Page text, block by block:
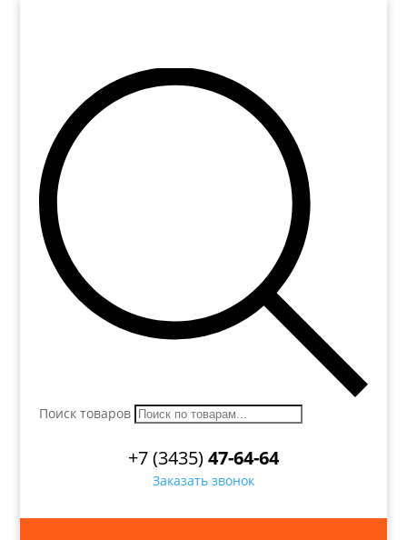
Поиск товаров
+7 (3435)47-64-64
Заказать звонок